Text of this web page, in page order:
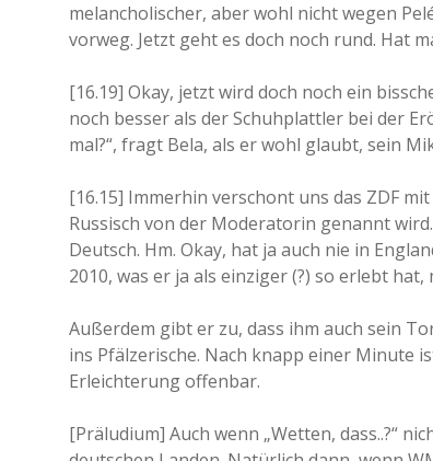
melancholischer, aber wohl nicht wegen
vorweg. Jetzt geht es doch noch rund. Hat
[16.19] Okay, jetzt wird doch noch ein
noch besser als der Schuhplattler bei der
mal?“, fragt Bela, als er wohl glaubt, sein
[16.15] Immerhin verschont uns das ZDF
Russisch von der Moderatorin genannt
Deutsch. Hm. Okay, hat ja auch nie in
2010, was er ja als einziger (?) so erlebt
Außerdem gibt er zu, dass ihm auch sein
ins Pfälzerische. Nach knapp einer Minute
Erleichterung offenbar.
[Präludium] Auch wenn „Wetten, dass..?“